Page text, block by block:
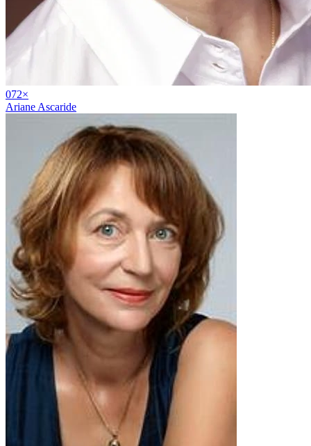
072×
Ariane Ascaride